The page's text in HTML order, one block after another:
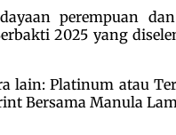
perempuan
2025 yang
Platinum atau
Bersama Manula